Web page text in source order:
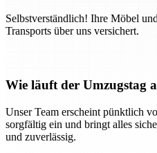
Selbstverständlich! Ihre Möbel
Transports über uns versichert.
Wie läuft der Umzugstag
Unser Team erscheint pünktlich
sorgfältig ein und bringt alles
und zuverlässig.